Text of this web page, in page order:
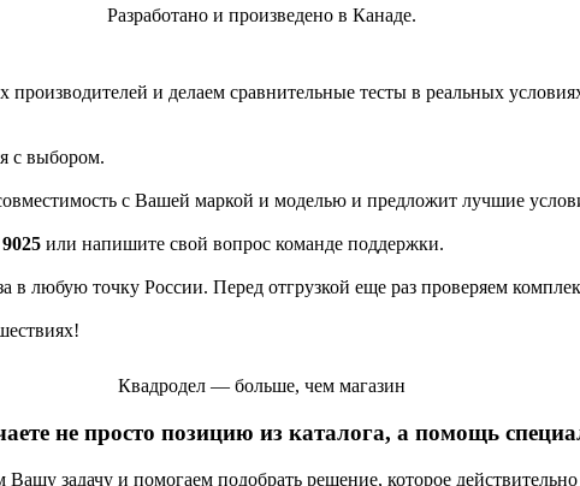
Разработано и произведено в Канаде.
и делаем сравнительные тесты в реальных
с выбором.
с Вашей маркой и моделью и предложит лучшие
или напишите свой вопрос команде поддержки.
в любую точку России. Перед отгрузкой еще раз проверяем
Квадродел — больше, чем магазин
не просто позицию из каталога, а помощь
задачу и помогаем подобрать решение, которое